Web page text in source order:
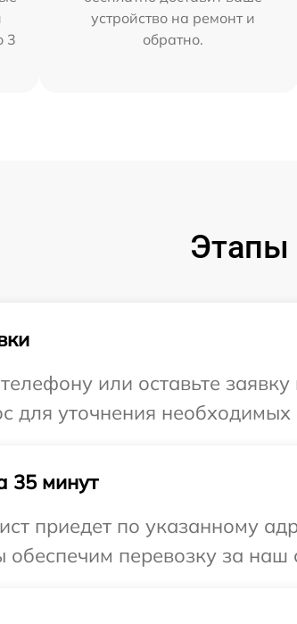
3
устройство на ремонт и
обратно.
Этапы
или оставьте
для уточнения
35 минут
приедет по указанному
перевозку за наш